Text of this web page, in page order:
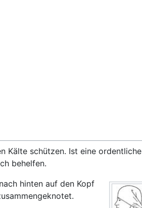
Kälte schützen. Ist eine ordentliche
behelfen.
hinten auf den Kopf